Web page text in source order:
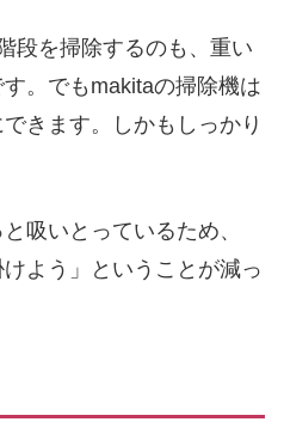
段を掃除するのも、重い
。でもmakitaの掃除機は
きます。しかもしっかり
吸いとっているため、
けよう」ということが減っ